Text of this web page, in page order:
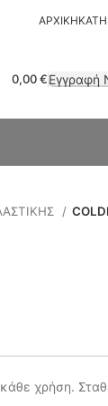
ΑΡΧΙΚΗ
0,00€Εγγραφή
χρήση.